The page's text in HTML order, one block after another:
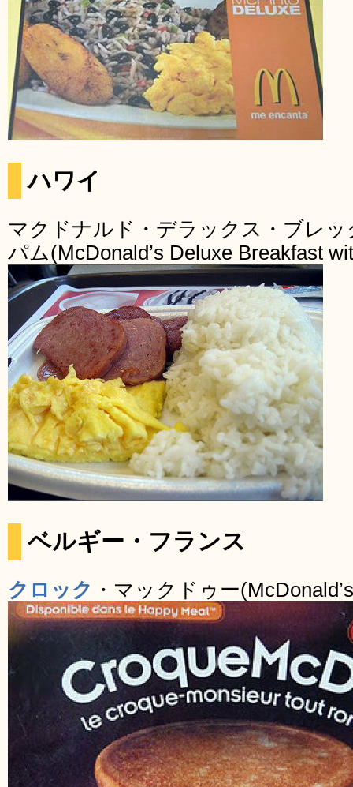
ハワイ
マクドナルド・デラックス・ブレ
パム(McDonald’s Deluxe Breakfast
ベルギー・フランス
クロック ・マックドゥー